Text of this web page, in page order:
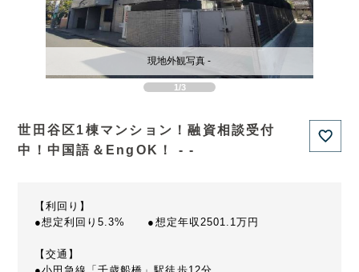
1/3
現地外観写真 -
世田谷区1棟マンション！融資相談受付
中！中国語＆EngOK！ - -
【利回り】
●想定利回り5.3% ●想定年収2501.1万円
【交通】